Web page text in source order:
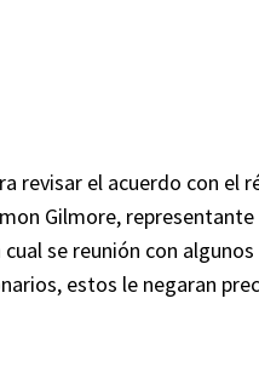
revisar el acuerdo con el
Gilmore,
se reunión con
estos le negaran